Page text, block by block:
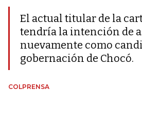
El actual titular de la
tendría la intención de
nuevamente como
gobernación de Chocó.
COLPRENSA